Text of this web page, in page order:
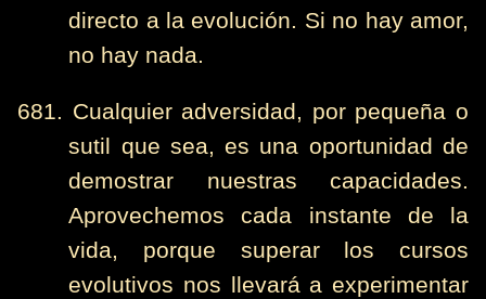
directo a la evolución. Si no hay amor,
no hay nada.
681. Cualquier adversidad, por pequeña o
sutil que sea, es una oportunidad de
demostrar nuestras capacidades.
Aprovechemos cada instante de la
vida, porque superar los cursos
evolutivos nos llevará a experimentar